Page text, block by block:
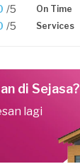
/5 On Time
/5 Services
di Sejasa?
lagi